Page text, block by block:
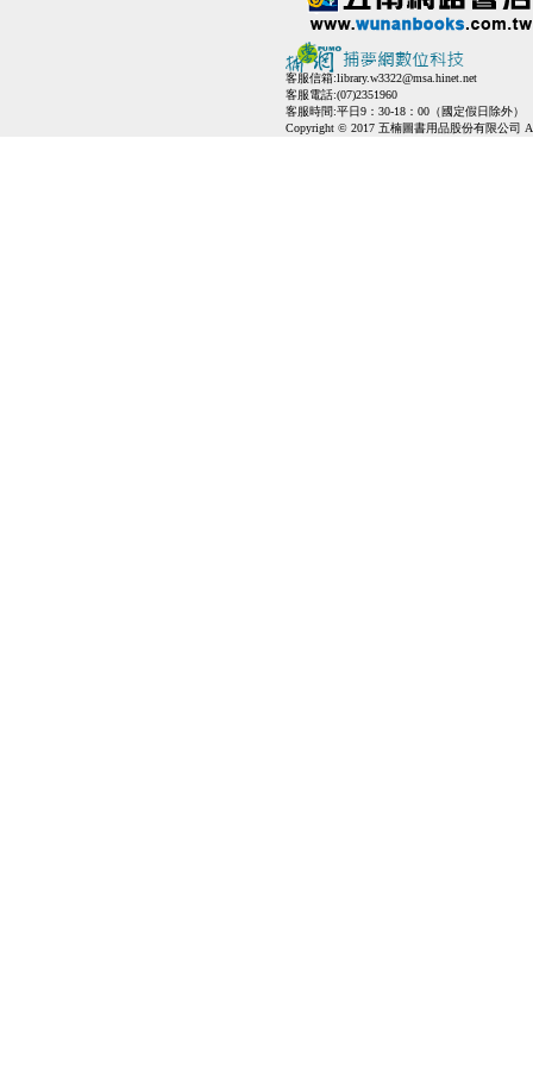
客服信箱:library.w3322@msa.hinet.net
客服電話:(07)2351960
客服時間:平日9：30-18：00（國定假日除外）
Copyright © 2017 五楠圖書用品股份有限公司